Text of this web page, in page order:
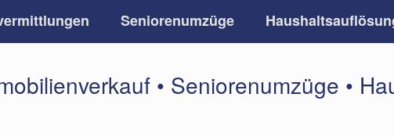
Seniorenumzüge
• Seniorenumzüge •